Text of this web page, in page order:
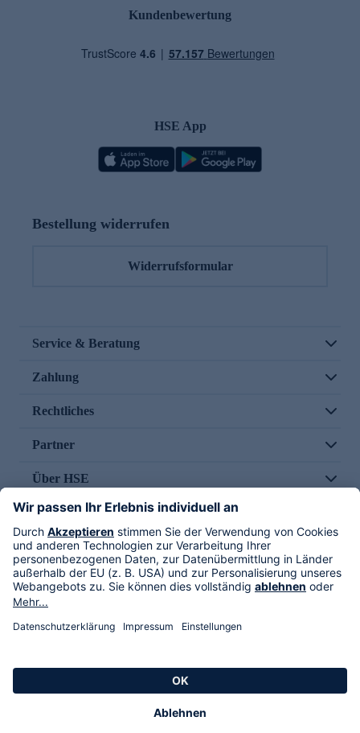
Kundenbewertung
HSE App
Bestellung widerrufen
Widerrufsformular
Service & Beratung
Zahlung
Rechtliches
Partner
Über HSE
Im TV
HSE International